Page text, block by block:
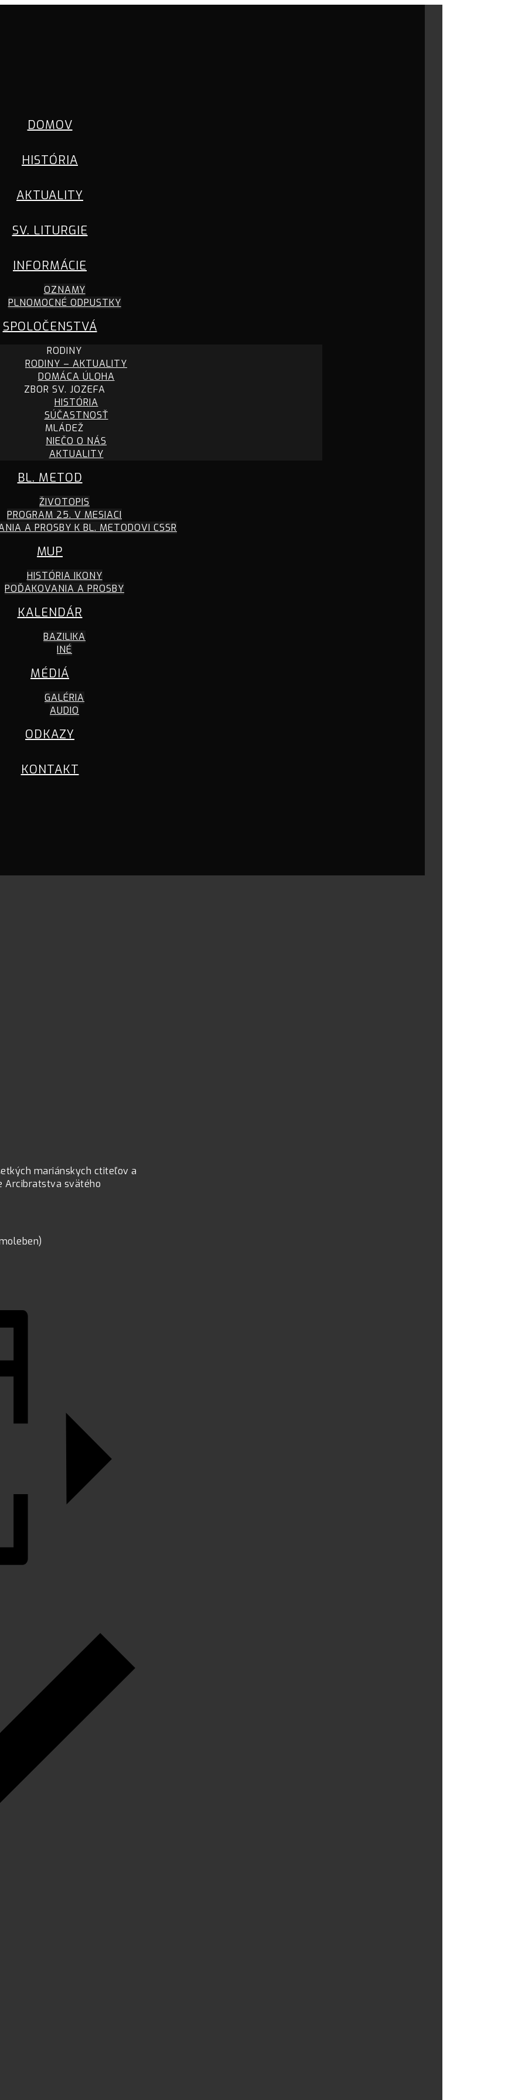
DOMOV
HISTÓRIA
AKTUALITY
SV. LITURGIE
INFORMÁCIE
OZNAMY
PLNOMOCNÉ ODPUSTKY
SPOLOČENSTVÁ
RODINY
RODINY – AKTUALITY
DOMÁCA ÚLOHA
ZBOR SV. JOZEFA
HISTÓRIA
SÚČASTNOSŤ
MLÁDEŽ
NIEČO O NÁS
AKTUALITY
BL. METOD
ŽIVOTOPIS
PROGRAM 25. V MESIACI
A PROSBY K BL. METODOVI CSSR
MUP
HISTÓRIA IKONY
POĎAKOVANIA A PROSBY
KALENDÁR
BAZILIKA
INÉ
MÉDIÁ
GALÉRIA
AUDIO
ODKAZY
KONTAKT
mariánskych ctiteľov a
Arcibratstva svätého